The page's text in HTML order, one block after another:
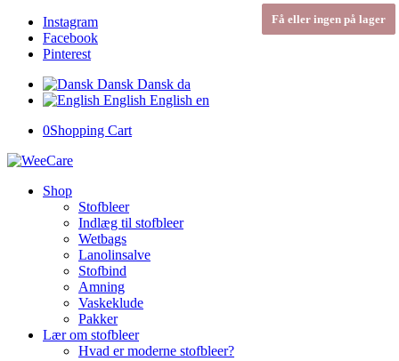
Instagram
Facebook
Pinterest
Dansk Dansk da
English English en
0Shopping Cart
Shop
Stofbleer
Indlæg til stofbleer
Wetbags
Lanolinsalve
Stofbind
Amning
Vaskeklude
Pakker
Lær om stofbleer
Hvad er moderne stofbleer?
Få eller ingen på lager
Få eller ingen på lager